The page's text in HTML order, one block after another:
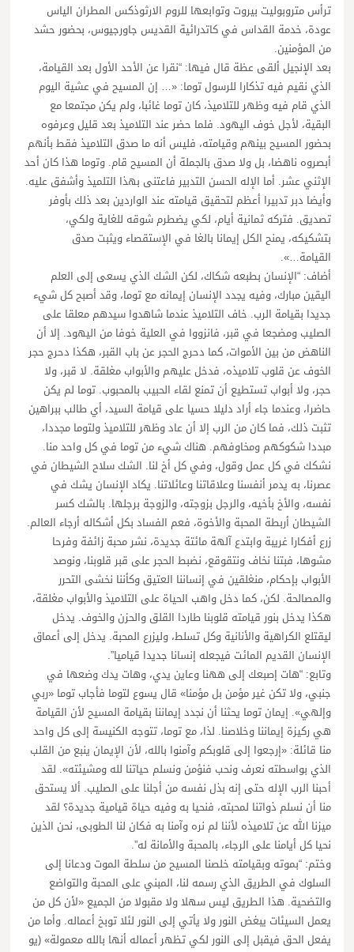
ترأس متروبوليت بيروت وتوابعها للروم الارثوذكس المطران الياس
عودة، خدمة القداس في كاتدرائية القديس جاورجيوس، بحضور حشد
من المؤمنين.
بعد الإنجيل ألقى عظة قال فيها: “نقرا عن الأحد الأول بعد القيامة،
الذي نقيم فيه تذكارا للرسول توما: «… إن المسيح في عشية اليوم
الذي قام فيه وظهر للتلاميذ، كان توما غائبا، ولم يكن مجتمعا مع
البقية، لأجل خوف اليهود. فلما حضر عند التلاميذ بعد قليل وعرفوه
بحضور المسيح بينهم وقيامته، فليس أنه ما صدق التلاميذ فقط بأنهم
أبصروه ناهضا، بل ولا صدق بالجملة أن المسيح قام. وتوما هذا كان أحد
الإثني عشر. أما الإله الحسن التدبير فاعتنى بهذا التلميذ وأشفق عليه.
وأيضا دبر تدبيرا أعظم لتحقيق قيامته عند الواردين بعد ذلك بأوفر
تصديق. فتركه ثمانية أيام، لكي يضطرم شوقه للغاية ولكي،
بتشكيكه، يمنح الكل إيمانا بالغا في الإستقصاء ويثبت صدق
القيامة…».
أضاف: “الإنسان بطبعه شكاك، لكن الشك الذي يسعى إلى العلم
اليقين مبارك، وفيه يجدد الإنسان إيمانه مع توما، وقد أصبح كل شيء
جديدا بقيامة الرب. خاف التلاميذ عندما شاهدوا سيدهم معلقا على
الصليب ومضجعا في قبر، فانزووا في العلية خوفا من اليهود. إلا أن
الناهض من بين الأموات، كما دحرج الحجر عن باب القبر، هكذا دحرج حجر
الخوف عن قلوب تلاميذه، فدخل عليهم والأبواب مغلقة. لا قبر، ولا
حجر، ولا أبواب تستطيع أن تمنع لقاء الحبيب بالمحبوب. توما لم يكن
حاضرا، وعندما جاء أراد دليلا حسيا على قيامة السيد، أي طالب ببراهين
تثبت ذلك، فما كان من الرب إلا أن عاد وظهر للتلاميذ ولتوما مجددا،
مبددا شكوكهم ومخاوفهم. هناك شيء من توما في كل واحد منا.
نشكك في كل عمل وقول، وفي كل أخ لنا. الشك سلاح الشيطان في
عصرنا، به يدمر أنفسنا وعلاقاتنا وعائلاتنا. يكاد الإنسان يشك في
نفسه، والأخ بأخيه، والرجل بزوجته، والزوجة برجلها. بالشك كسر
الشيطان أربطة المحبة والأخوة، فعم الفساد بكل أشكاله أرجاء العالم.
زرع أفكارا غريبة وابتدع آلهة مائتة جديدة، نشر محبة زائفة وفرحا
مشوها، فبتنا نخاف ونتقوقع، نضبط الحجر على قبر قلوبنا، ونوصد
الأبواب بإحكام، منغلقين في إنساننا العتيق وكأننا نخشى التحرر
والمصالحة. لكن، كما دخل واهب الحياة على التلاميذ والأبواب مغلقة،
هكذا يدخل بنور قيامته قلوبنا طاردا القلق والحزن والخوف. يدخل
ليقتلع الكراهية والأنانية وكل تسلط، وليزرع المحبة. يدخل إلى أعماق
الإنسان القديم المائت فيجعله إنسانا جديدا قياميا”.
وتابع: “هات إصبعك إلى ههنا وعاين يدي، وهات يدك وضعها في
جنبي، ولا تكن غير مؤمن بل مؤمنا» قال يسوع لتوما فأجاب توما «ربي
وإلهي». إيمان توما يحثنا أن نجدد إيماننا بقيامة المسيح لأن القيامة
هي ركيزة إيماننا وخلاصنا. لذا، مع توما، تتوجه الكنيسة إلى كل واحد
منا قائلة: «إرجعوا إلى قلوبكم وآمنوا بالله، لأن الإيمان ينبع من القلب
الذي بواسطته نعرف ونحب فنؤمن ونسلم حياتنا لله ومشيئته». لقد
أحبنا الرب الإله حتى إنه بذل نفسه من أجلنا على الصليب. ألا يستحق
منا أن نسلم ذواتنا لمحبته، فنحيا به وفيه حياة قيامية جديدة؟ لقد
ميزنا الله عن تلاميذه لأننا لم نره وآمنا به فكان لنا الطوبى، نحن الذين
نحيا كل أيامنا على الرجاء، بالمحبة والأمانة له”.
وختم: “بموته وبقيامته خلصنا المسيح من سلطة الموت ودعانا إلى
السلوك في الطريق الذي رسمه لنا، المبني على المحبة والتواضع
والتضحية. هذا الطريق ليس سهلا ولا مقبولا من الجميع «لأن كل من
يعمل السيئات يبغض النور ولا يأتي إلى النور لئلا توبخ أعماله. وأما من
يفعل الحق فيقبل إلى النور لكي تظهر أعماله أنها بالله معمولة» (يو